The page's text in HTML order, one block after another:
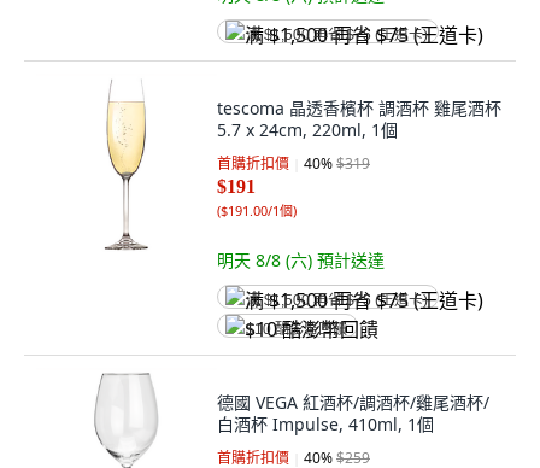
满 $1,500 再省 $75 (王道卡)
tescoma 晶透香檳杯 調酒杯 雞尾酒杯
5.7 x 24cm, 220ml, 1個
首購折扣價 40%$319
$191
($191.00/1個)
明天 8/8 (六) 預計送達
满 $1,500 再省 $75 (王道卡)
$10 酷澎幣回饋
德國 VEGA 紅酒杯/調酒杯/雞尾酒杯/
白酒杯 Impulse, 410ml, 1個
首購折扣價 40%$259